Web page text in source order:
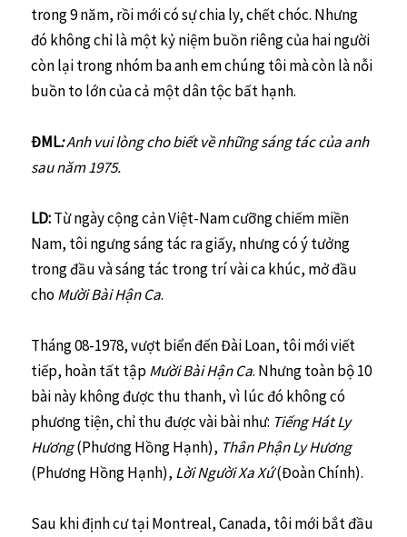
trong 9 năm, rồi mới có sự chia ly, chết chóc. Nhưng
đó không chỉ là một kỷ niệm buồn riêng của hai người
còn lại trong nhóm ba anh em chúng tôi mà còn là nỗi
buồn to lớn của cả một dân tộc bất hạnh.
ĐML:Anh vui lòng cho biết về những sáng tác của anh
sau năm 1975.
LD:Từ ngày cộng cản Việt-Nam cưỡng chiếm miền
Nam, tôi ngưng sáng tác ra giấy, nhưng có ý tưởng
trong đầu và sáng tác trong trí vài ca khúc, mở đầu
choMười Bài Hận Ca.
Tháng 08-1978, vượt biển đến Đài Loan, tôi mới viết
tiếp, hoàn tất tậpMười Bài Hận Ca. Nhưng toàn bộ 10
bài này không được thu thanh, vì lúc đó không có
phương tiện, chỉ thu được vài bài như: Tiếng Hát Ly
Hương(Phương Hồng Hạnh), Thân Phận Ly Hương
(Phương Hồng Hạnh), Lời Người Xa Xứ(Đoàn Chính).
Sau khi định cư tại Montreal, Canada, tôi mới bắt đầu